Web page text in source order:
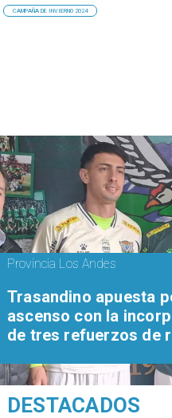
CAMPAÑA DE INVIERNO 2024
Provincia Los Andes
Trasandino apuesta
ascenso con la
de tres refuerzos de
DESTACADOS